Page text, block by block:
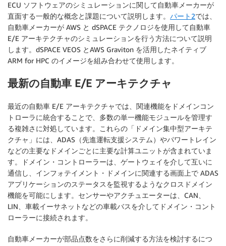
ECU ソフトウェアのシミュレーションに関して自動車メーカーが
直面する一般的な概念と課題について説明します。 パート2では、
自動車メーカーが AWS と dSPACE テクノロジを使用して自動車
E/E アーキテクチャのシミュレーションを行う方法について説明
します。dSPACE VEOS とAWS Graviton を活用したネイティブ
ARM for HPC のイメージを組み合わせて使用します。
最新の自動車 E/E アーキテクチャ
最近の自動車 E/E アーキテクチャでは、関連機能をドメインコン
トローラに統合することで、多数の単一機能モジュールを管理す
る複雑さに対処しています。これらの「ドメイン集中型アーキテ
クチャ」には、ADAS（先進運転支援システム）やパワートレイン
などの主要なドメインごとに主要な計算ユニットが含まれていま
す。ドメイン・コントローラーは、ゲートウェイを介して互いに
通信し、インフォテイメント・ドメインに関連する画面上で ADAS
アプリケーションのステータスを監視するようなクロスドメイン
機能を可能にします。センサーやアクチュエーターは、CAN、
LIN、車載イーサネットなどの車載バスを介してドメイン・コント
ローラーに接続されます。
自動車メーカーが部品点数をさらに削減する方法を検討するにつ